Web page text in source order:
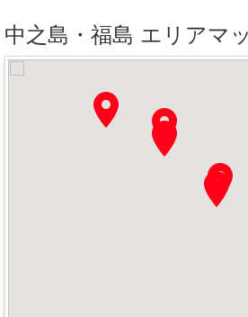
中之島・福島 エリアマ